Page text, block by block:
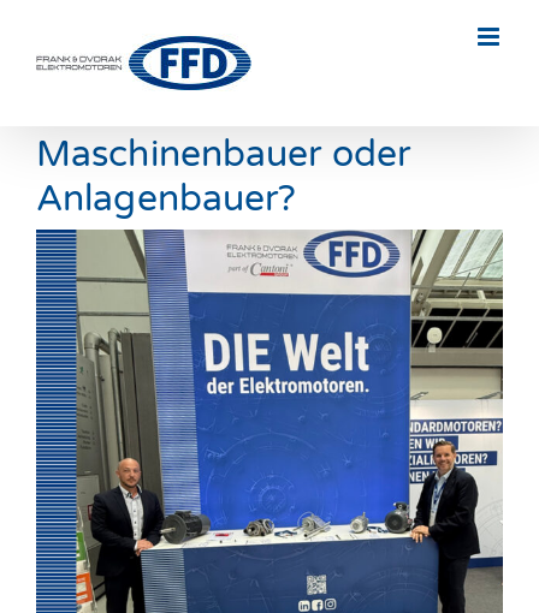
content
Maschinenbauer oder
Anlagenbauer?
Zeige
grösseres
Bild